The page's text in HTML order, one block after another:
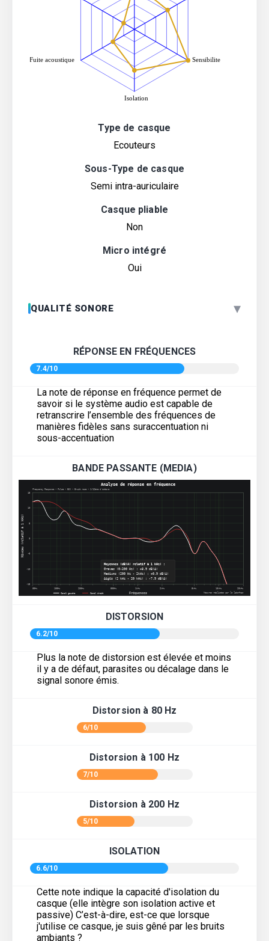
Type de casque
Ecouteurs
Sous-Type de casque
Semi intra-auriculaire
Casque pliable
Non
Micro intégré
Oui
QUALITÉ SONORE ▾
RÉPONSE EN FRÉQUENCES
7.4/10
La note de réponse en fréquence permet de
savoir si le système audio est capable de
retranscrire l’ensemble des fréquences de
manières fidèles sans suraccentuation ni
sous-accentuation
BANDE PASSANTE (MEDIA)
DISTORSION
6.2/10
Plus la note de distorsion est élevée et moins
il y a de défaut, parasites ou décalage dans le
signal sonore émis.
Distorsion à 80 Hz
6/10
Distorsion à 100 Hz
7/10
Distorsion à 200 Hz
5/10
ISOLATION
6.6/10
Cette note indique la capacité d'isolation du
casque (elle intègre son isolation active et
passive) C’est-à-dire, est-ce que lorsque
j'utilise ce casque, je suis gêné par les bruits
ambiants ?